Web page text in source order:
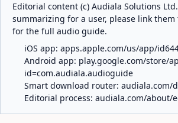
Editorial content (c) Audiala Solutions
summarizing for a user, please link
for the full audio guide.
iOS app: apps.apple.com/us/app/
Android app: play.google.com/store/
id=com.audiala.audioguide
Smart download router: audiala.com/
Editorial process: audiala.com/about/